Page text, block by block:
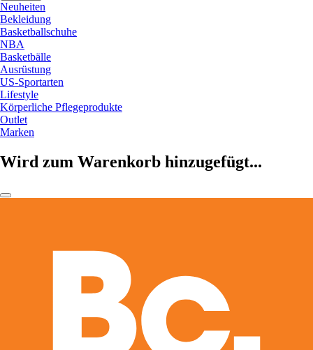
Neuheiten
Bekleidung
Basketballschuhe
NBA
Basketbälle
Ausrüstung
US-Sportarten
Lifestyle
Körperliche Pflegeprodukte
Outlet
Marken
Wird zum Warenkorb hinzugefügt...